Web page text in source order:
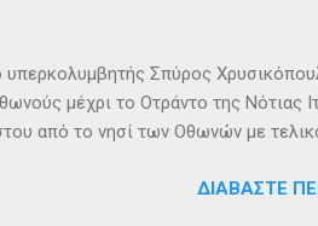
Σπύρος
μέχρι το Οτράντο της Νότιας
από το νησί των Οθωνών με
τον έβαλε στόχο, η θάλασσα
ΔΙΑΒΆΣΤΕ